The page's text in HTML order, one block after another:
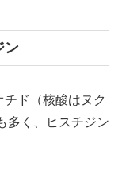
ン
ド（核酸はヌク
多く、ヒスチジン